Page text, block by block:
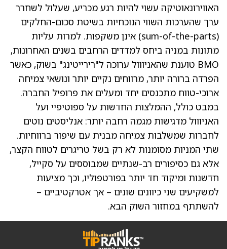
האווירונאוטיקה עשוי להיות רגע מכריע, שעלול לשחרר
ערך שהערכות השווי הנוכחיות בשיטת סכום-החלקים
(sum-of-the-parts) אינן משקפות. למרות עליות
מתונות במניה ביחס למדדים הרחבים בשנים האחרונות,
BMO טוענת שהאניווול ערוכה ל"רירייטינג" בשוק, כאשר
הפרדה ברורה יותר, מרווחים נקיים יותר ונושאי צמיחה
ארוכי-טווח מתכנסים יחד ומעלים את פרופיל החברה.
במבט כולל, ההמלצות החדשות על ספוטיפיי ועל
האניווול מדגישות מגמה רחבה יותר: אנליסטים נוטים
לחברות שמשלבות צמיחה מבנית עם שיפור ברווחיות.
שתי המניות מסומנות לא רק בשל טריגרים לטווח הקצר,
אלא גם כסיפורים רב-שנתיים שמבוססים על סקייל,
חדשנות ומיקוד חד יותר בפורטפוליו, וכך מציעות
למשקיעים שני כיוונים שונים – אך אטרקטיביים –
להשתתף במחזור השוק הבא.